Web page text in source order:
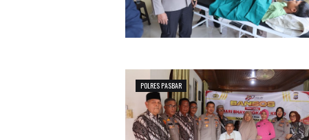
POLRES PASBAR